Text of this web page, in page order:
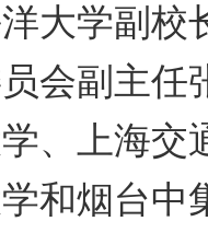
大学副校
会副主任
、上海交
和烟台中